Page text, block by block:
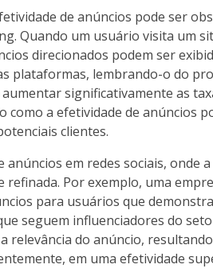
de anúncios pode ser
Quando um usuário visita um
direcionados podem ser
plataformas, lembrando-o do
significativamente as
como a efetividade de anúncios
clientes.
em redes sociais, onde a
refinada. Por exemplo, uma
para usuários que
seguem influenciadores do
relevância do anúncio,
em uma efetividade